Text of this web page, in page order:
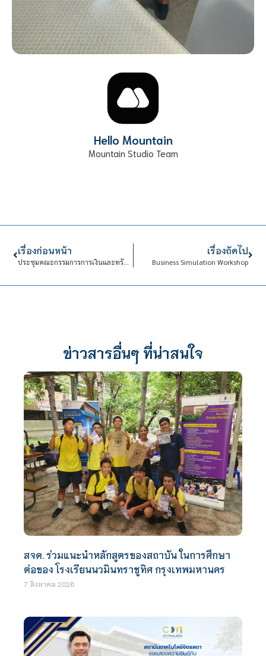
Hello Mountain
Mountain Studio Team
เรื่องก่อนหน้า
ประชุมคณะกรรมการการเงินและทรัพย์สิน (กบง.)
เรื่องถัดไป
Business Simulation Workshop
ข่าวสารอื่นๆ ที่น่าสนใจ
สจด. ร่วมแนะนำหลักสูตรของสถาบัน ในการศึกษา
ต่อของ โรงเรียนนวมินทราชูทิศ กรุงเทพมหานคร
7 สิงหาคม 2026